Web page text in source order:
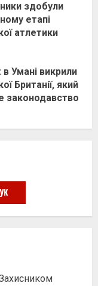
здобули
етапі
атлетики
Умані викрили
Британії, який
законодавство